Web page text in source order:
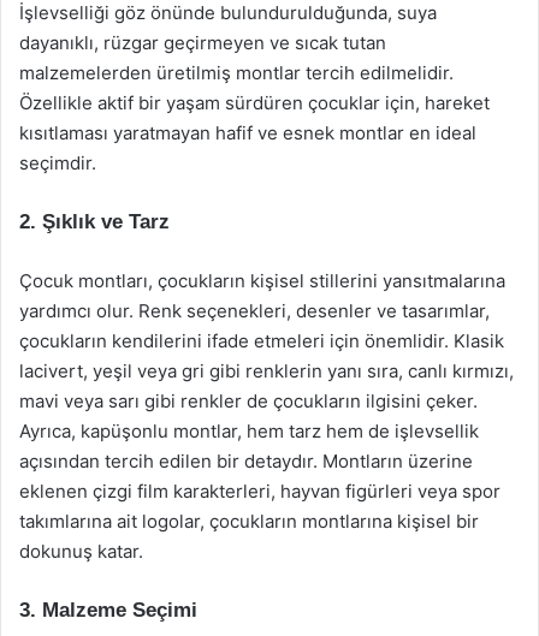
İşlevselliği göz önünde bulundurulduğunda, suya
dayanıklı, rüzgar geçirmeyen ve sıcak tutan
malzemelerden üretilmiş montlar tercih edilmelidir.
Özellikle aktif bir yaşam sürdüren çocuklar için, hareket
kısıtlaması yaratmayan hafif ve esnek montlar en ideal
seçimdir.
2. Şıklık ve Tarz
Çocuk montları, çocukların kişisel stillerini yansıtmalarına
yardımcı olur. Renk seçenekleri, desenler ve tasarımlar,
çocukların kendilerini ifade etmeleri için önemlidir. Klasik
lacivert, yeşil veya gri gibi renklerin yanı sıra, canlı kırmızı,
mavi veya sarı gibi renkler de çocukların ilgisini çeker.
Ayrıca, kapüşonlu montlar, hem tarz hem de işlevsellik
açısından tercih edilen bir detaydır. Montların üzerine
eklenen çizgi film karakterleri, hayvan figürleri veya spor
takımlarına ait logolar, çocukların montlarına kişisel bir
dokunuş katar.
3. Malzeme Seçimi